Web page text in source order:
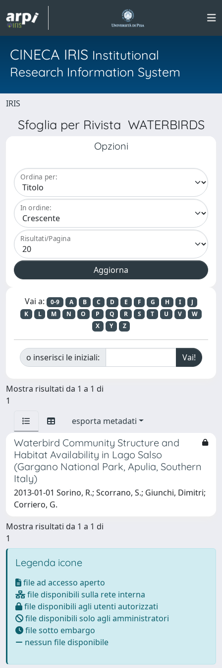
CINECA IRIS Institutional
Research Information System
IRIS
Sfoglia per Rivista WATERBIRDS
Opzioni
Ordina per:
In ordine:
Risultati/Pagina
Vai a: 0-9 A B C D E F G H I
J
K
L M N O P Q R S T U V
W
X
Y Z
o inserisci le iniziali:
Mostra risultati da 1 a 1 di
1
esporta metadati
Waterbird Community Structure and
Habitat Availability in Lago Salso
(Gargano National Park, Apulia, Southern
Italy)
2013-01-01 Sorino, R.; Scorrano, S.; Giunchi, Dimitri;
Corriero, G.
Mostra risultati da 1 a 1 di
1
Legenda icone
file ad accesso aperto
file disponibili sulla rete interna
file disponibili agli utenti autorizzati
file disponibili solo agli amministratori
file sotto embargo
nessun file disponibile